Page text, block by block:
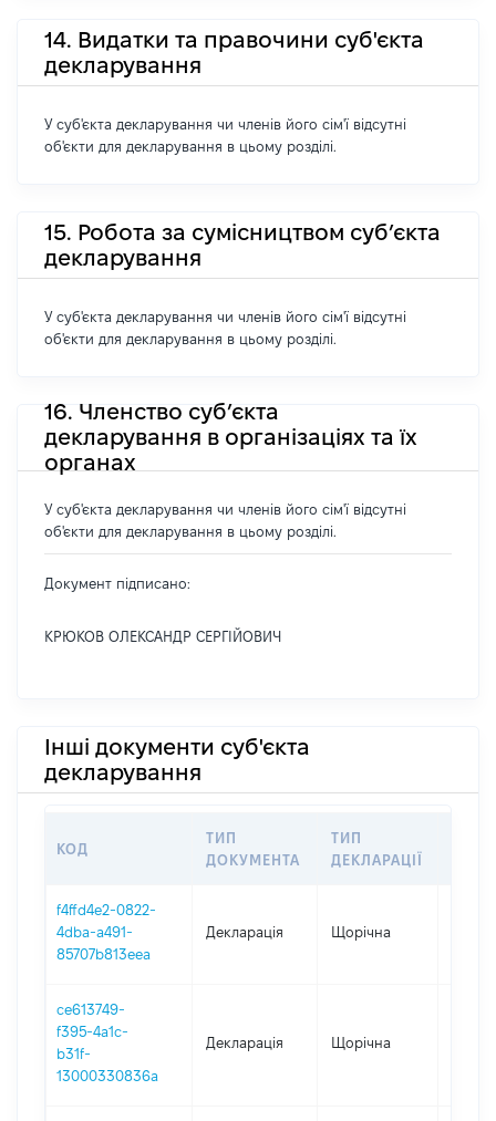
14. Видатки та правочини суб'єкта
декларування
У суб'єкта декларування чи членів його сім'ї відсутні
об'єкти для декларування в цьому розділі.
15. Робота за сумісництвом суб’єкта
декларування
У суб'єкта декларування чи членів його сім'ї відсутні
об'єкти для декларування в цьому розділі.
16. Членство суб’єкта
декларування в організаціях та їх
органах
У суб'єкта декларування чи членів його сім'ї відсутні
об'єкти для декларування в цьому розділі.
Документ підписано:
КРЮКОВ ОЛЕКСАНДР СЕРГІЙОВИЧ
Інші документи суб'єкта
декларування
КОД
ТИП
ДОКУМЕНТА
ТИП
ДЕКЛАРАЦІЇ
f4ffd4e2-0822-
4dba-a491-
85707b813eea
Декларація Щорічна
ce613749-
f395-4a1c-
b31f-
13000330836a
Декларація Щорічна